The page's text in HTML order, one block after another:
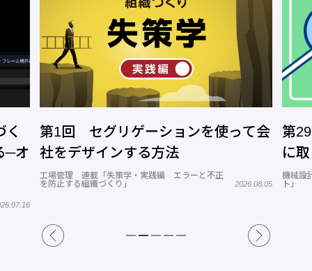
オ
第1回 セグリゲーションを使って会
社をデザインする方法
工場管理 連載「失策学・実践編 エラーと不正
を防止する組織づくり」
2026.08.05
第
に
機械設
ト」